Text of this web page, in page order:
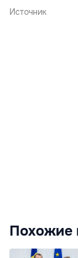
Источник
Похожие